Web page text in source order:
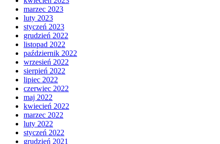
marzec 2023
luty 2023
styczeń 2023
grudzień 2022
listopad 2022
październik 2022
wrzesień 2022
sierpień 2022
lipiec 2022
czerwiec 2022
maj 2022
kwiecień 2022
marzec 2022
luty 2022
styczeń 2022
grudzień 2021